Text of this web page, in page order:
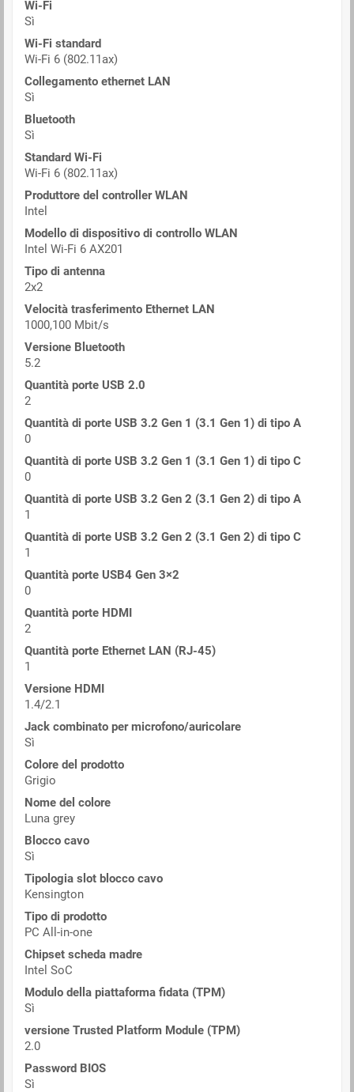
Wi-Fi
Sì
Wi-Fi standard
Wi-Fi 6 (802.11ax)
Collegamento ethernet LAN
Sì
Bluetooth
Sì
Standard Wi-Fi
Wi-Fi 6 (802.11ax)
Produttore del controller WLAN
Intel
Modello di dispositivo di controllo WLAN
Intel Wi-Fi 6 AX201
Tipo di antenna
2x2
Velocità trasferimento Ethernet LAN
1000,100 Mbit/s
Versione Bluetooth
5.2
Quantità porte USB 2.0
2
Quantità di porte USB 3.2 Gen 1 (3.1 Gen 1) di tipo A
0
Quantità di porte USB 3.2 Gen 1 (3.1 Gen 1) di tipo C
0
Quantità di porte USB 3.2 Gen 2 (3.1 Gen 2) di tipo A
1
Quantità di porte USB 3.2 Gen 2 (3.1 Gen 2) di tipo C
1
Quantità porte USB4 Gen 3×2
0
Quantità porte HDMI
2
Quantità porte Ethernet LAN (RJ-45)
1
Versione HDMI
1.4/2.1
Jack combinato per microfono/auricolare
Sì
Colore del prodotto
Grigio
Nome del colore
Luna grey
Blocco cavo
Sì
Tipologia slot blocco cavo
Kensington
Tipo di prodotto
PC All-in-one
Chipset scheda madre
Intel SoC
Modulo della piattaforma fidata (TPM)
Sì
versione Trusted Platform Module (TPM)
2.0
Password BIOS
Sì